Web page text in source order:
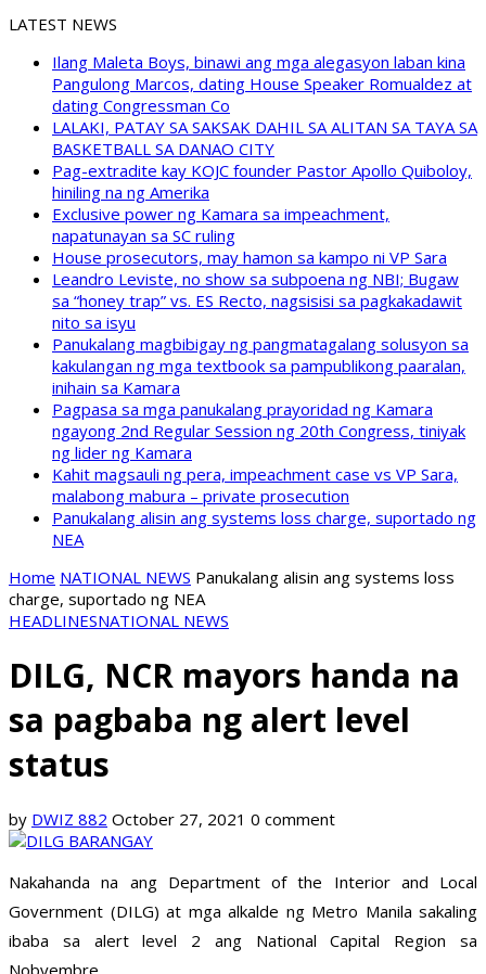
LATEST NEWS
Ilang Maleta Boys, binawi ang mga alegasyon laban kina
Pangulong Marcos, dating House Speaker Romualdez at
dating Congressman Co
LALAKI, PATAY SA SAKSAK DAHIL SA ALITAN SA TAYA SA
BASKETBALL SA DANAO CITY
Pag-extradite kay KOJC founder Pastor Apollo Quiboloy,
hiniling na ng Amerika
Exclusive power ng Kamara sa impeachment,
napatunayan sa SC ruling
House prosecutors, may hamon sa kampo ni VP Sara
Leandro Leviste, no show sa subpoena ng NBI; Bugaw
sa “honey trap” vs. ES Recto, nagsisisi sa pagkakadawit
nito sa isyu
Panukalang magbibigay ng pangmatagalang solusyon sa
kakulangan ng mga textbook sa pampublikong paaralan,
inihain sa Kamara
Pagpasa sa mga panukalang prayoridad ng Kamara
ngayong 2nd Regular Session ng 20th Congress, tiniyak
ng lider ng Kamara
Kahit magsauli ng pera, impeachment case vs VP Sara,
malabong mabura – private prosecution
Panukalang alisin ang systems loss charge, suportado ng
NEA
Home NATIONAL NEWS Panukalang alisin ang systems loss
charge, suportado ng NEA
HEADLINESNATIONAL NEWS
DILG, NCR mayors handa na
sa pagbaba ng alert level
status
by DWIZ 882 October 27, 2021 0 comment
Nakahanda na ang Department of the Interior and Local
Government (DILG) at mga alkalde ng Metro Manila sakaling
ibaba sa alert level 2 ang National Capital Region sa